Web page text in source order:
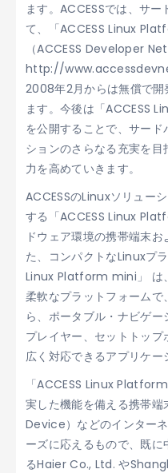
ます。ACCESSでは、サ
て、「ACCESS Linux
（ACCESS Developer
http://
2008年2月からは無償で開
ます。今後は「ACCESS
を公開することで、サー
ションのさらなる充実を
力を高めていきます。
ACCESSのLinuxソリュー
する「ACCESS Linux
ドウェア環境の携帯端末
た、コンパクトなLinuxプ
Linux Platform mini」 は
柔軟なプラットフォーム
ら、ポータブル・ナビゲ
プレイヤー、セットトッ
広く対応できるアプリケー
「ACCESS Linux
実した機能を備える携帯
Device）などのインター
ーズに応えるもので、既
るHaier Co., Ltd. や